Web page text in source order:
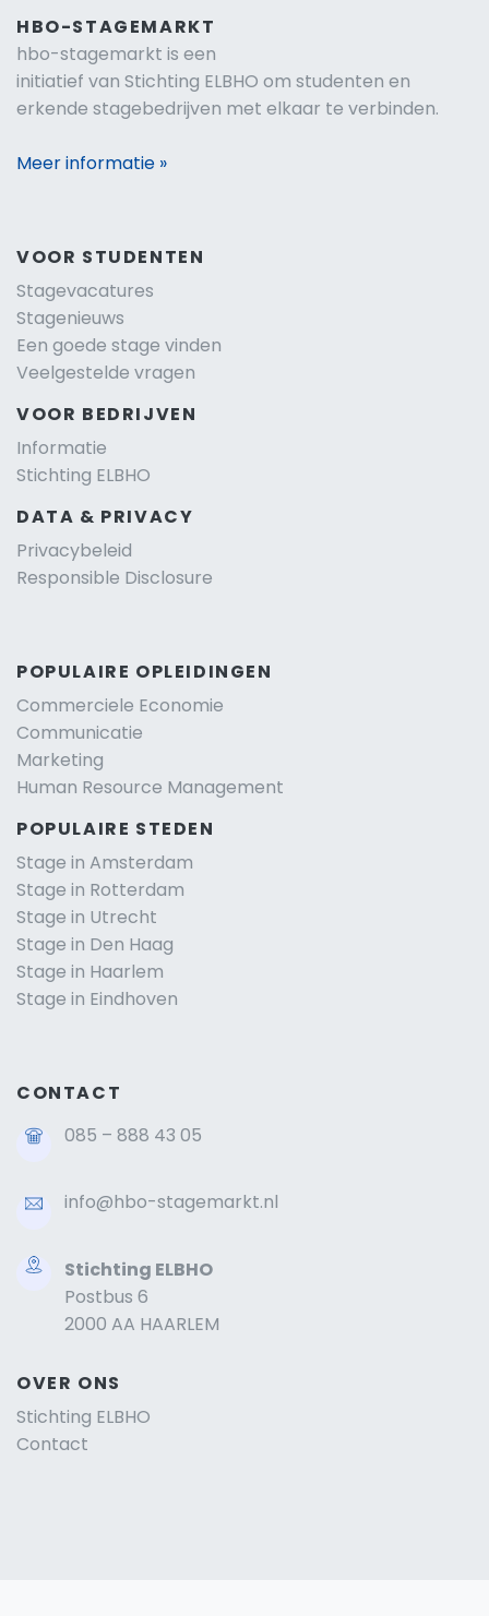
HBO-STAGEMARKT
hbo-stagemarkt is een
initiatief van Stichting ELBHO om studenten en
erkende stagebedrijven met elkaar te verbinden.
Meer informatie »
VOOR STUDENTEN
Stagevacatures
Stagenieuws
Een goede stage vinden
Veelgestelde vragen
VOOR BEDRIJVEN
Informatie
Stichting ELBHO
DATA & PRIVACY
Privacybeleid
Responsible Disclosure
POPULAIRE OPLEIDINGEN
Commerciele Economie
Communicatie
Marketing
Human Resource Management
POPULAIRE STEDEN
Stage in Amsterdam
Stage in Rotterdam
Stage in Utrecht
Stage in Den Haag
Stage in Haarlem
Stage in Eindhoven
CONTACT
085 – 888 43 05
info@hbo-stagemarkt.nl
Stichting ELBHO
Postbus 6
2000 AA HAARLEM
OVER ONS
Stichting ELBHO
Contact